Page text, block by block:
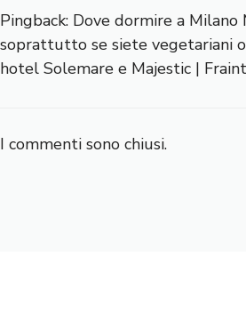
Pingback: Dove dormire a Milano
soprattutto se siete vegetariani
hotel Solemare e Majestic |
I commenti sono chiusi.